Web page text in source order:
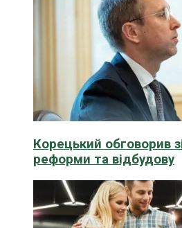
Корецький обговорив
реформи та відбудову